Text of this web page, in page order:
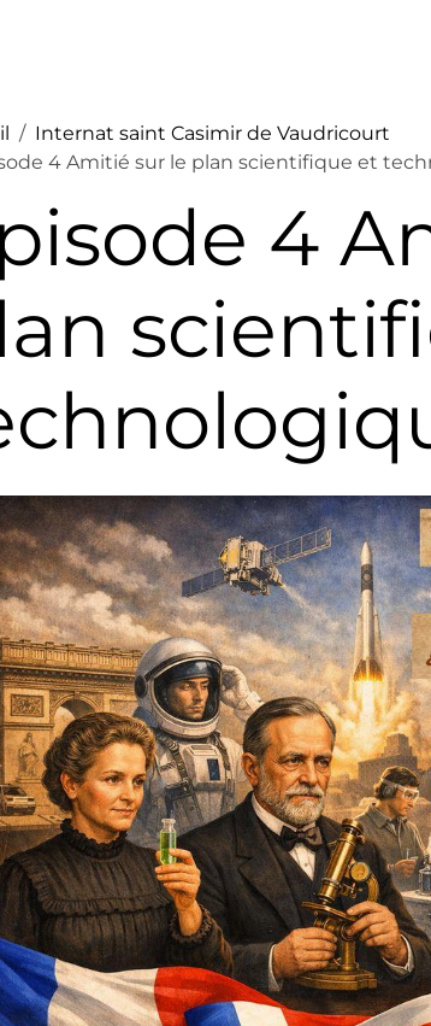
Internat saint Casimir de Vaudricourt
4 Amitié sur le plan scientifique et
4